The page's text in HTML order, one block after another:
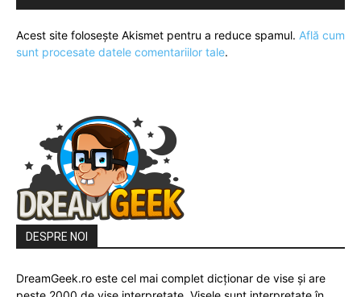
Acest site folosește Akismet pentru a reduce spamul. Află cum
sunt procesate datele comentariilor tale.
DESPRE NOI
DreamGeek.ro este cel mai complet dicționar de vise și are